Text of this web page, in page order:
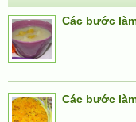
Các bước
Các bước